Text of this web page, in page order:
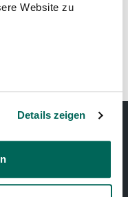
Website zu
Details zeigen